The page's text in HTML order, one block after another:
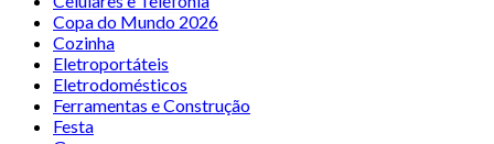
Copa do Mundo 2026
Cozinha
Eletroportáteis
Eletrodomésticos
Ferramentas e Construção
Festa